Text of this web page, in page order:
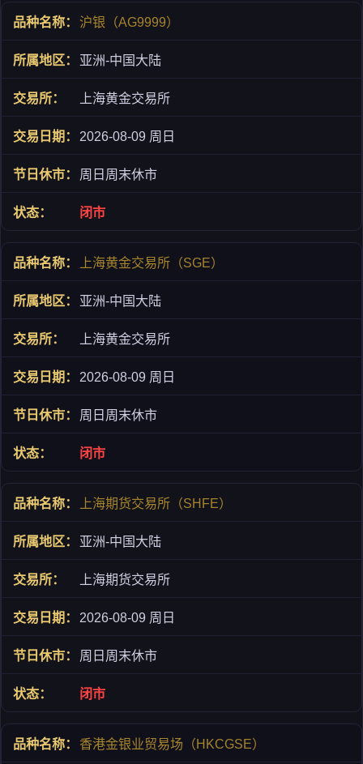
沪银（AG9999）
亚洲-中国大陆
上海黄金交易所
2026-08-09 周日
周日周末休市
闭市
上海黄金交易所（SGE）
亚洲-中国大陆
上海黄金交易所
2026-08-09 周日
周日周末休市
闭市
上海期货交易所（SHFE）
亚洲-中国大陆
上海期货交易所
2026-08-09 周日
周日周末休市
闭市
香港金银业贸易场（HKCGSE）